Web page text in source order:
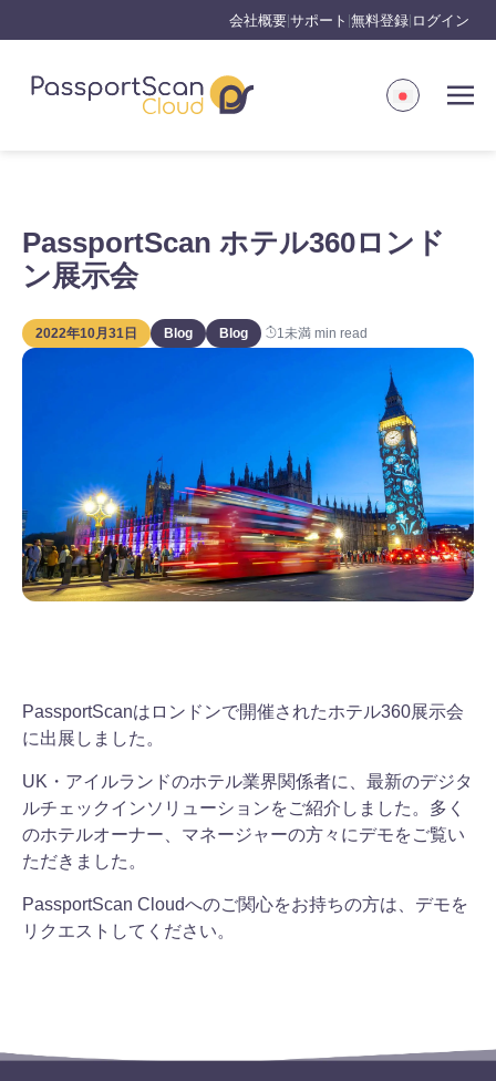
会社概要 サポート 無料登録 ログイン
PassportScan ホテル360ロンド
ン展示会
2022年10月31日 Blog Blog 1未満 min read
PassportScanはロンドンで開催されたホテル360展示会
に出展しました。
UK・アイルランドのホテル業界関係者に、最新のデジタ
ルチェックインソリューションをご紹介しました。多く
のホテルオーナー、マネージャーの方々にデモをご覧い
ただきました。
PassportScan Cloudへのご関心をお持ちの方は、デモを
リクエストしてください。